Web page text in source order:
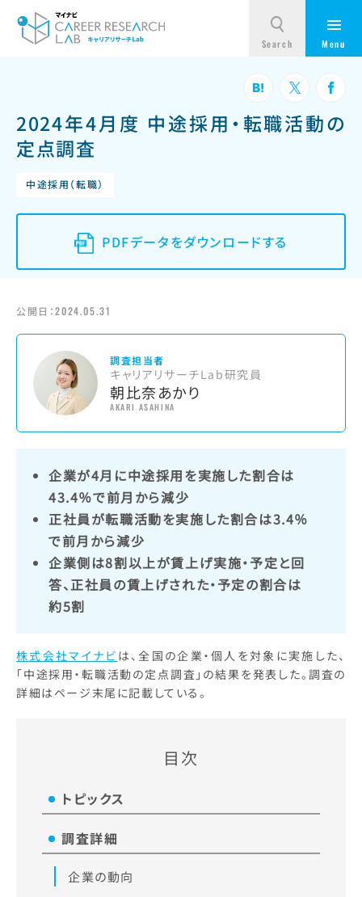
2024年4月度 中途採用・転職活動の
定点調査
中途採用（転職）
PDFデータをダウンロードする
公開日：2024.05.31
調査担当者
キャリアリサーチLab研究員
朝比奈あかり
AKARI ASAHINA
企業が4月に中途採用を実施した割合は
43.4％で前月から減少
正社員が転職活動を実施した割合は3.4％
で前月から減少
企業側は8割以上が賃上げ実施・予定と回
答、正社員の賃上げされた・予定の割合は
約5割
株式会社マイナビ は、全国の企業・個人を対象に実施した、
「中途採用・転職活動の定点調査」の結果を発表した。調査の
詳細はページ末尾に記載している。
目次
トピックス
調査詳細
企業の動向